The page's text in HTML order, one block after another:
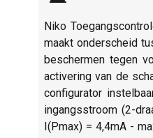
Niko
maakt onderscheid
beschermen tegen
activering van de
configurator
ingangsstroom (2-
I(Pmax) = 4,4mA -